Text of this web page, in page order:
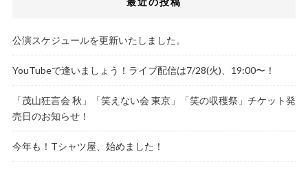
公演スケジュールを更新いたしました。
YouTubeで逢いましょう！ライブ配信は7/28(火)、19:00〜！
「茂山狂言会 秋」「笑えない会 東京」「笑の収穫祭」チケット発
売日のお知らせ！
今年も！Tシャツ屋、始めました！